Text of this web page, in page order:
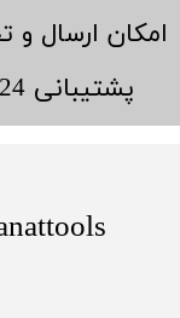
​امکان ارسال و
​پشتیبانی 24 ساعته در هفت روز هفته